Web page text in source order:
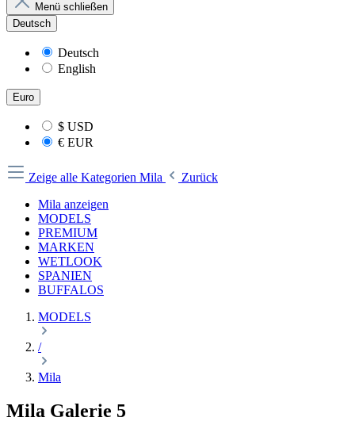
Menü schließen
Deutsch
Deutsch
English
Euro
$ USD
€ EUR
Zeige alle Kategorien Mila
Zurück
Mila anzeigen
MODELS
PREMIUM
MARKEN
WETLOOK
SPANIEN
BUFFALOS
MODELS
/
Mila
Mila Galerie 5